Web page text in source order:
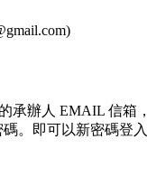
承辦人 EMAIL 信箱
。即可以新密碼登入